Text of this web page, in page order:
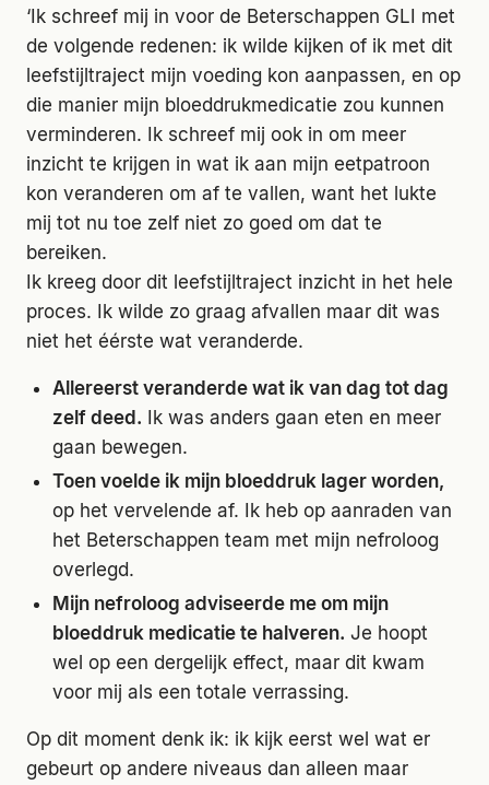
‘Ik schreef mij in voor de Beterschappen GLI met
de volgende redenen: ik wilde kijken of ik met dit
leefstijltraject mijn voeding kon aanpassen, en op
die manier mijn bloeddrukmedicatie zou kunnen
verminderen. Ik schreef mij ook in om meer
inzicht te krijgen in wat ik aan mijn eetpatroon
kon veranderen om af te vallen, want het lukte
mij tot nu toe zelf niet zo goed om dat te
bereiken.
Ik kreeg door dit leefstijltraject inzicht in het hele
proces. Ik wilde zo graag afvallen maar dit was
niet het éérste wat veranderde.
Allereerst veranderde wat ik van dag tot dag
zelf deed. Ik was anders gaan eten en meer
gaan bewegen.
Toen voelde ik mijn bloeddruk lager worden,
op het vervelende af. Ik heb op aanraden van
het Beterschappen team met mijn nefroloog
overlegd.
Mijn nefroloog adviseerde me om mijn
bloeddruk medicatie te halveren. Je hoopt
wel op een dergelijk effect, maar dit kwam
voor mij als een totale verrassing.
Op dit moment denk ik: ik kijk eerst wel wat er
gebeurt op andere niveaus dan alleen maar